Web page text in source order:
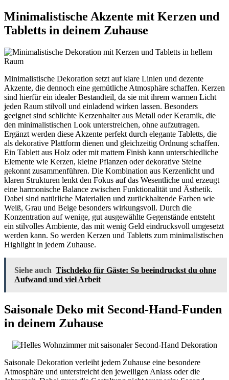
Minimalistische Akzente mit Kerzen und
Tabletts in deinem Zuhause
Minimalistische Dekoration setzt auf klare Linien und dezente
Akzente, die dennoch eine gemütliche Atmosphäre schaffen. Kerzen
sind hierfür ein idealer Bestandteil, da sie mit ihrem warmen Licht
jeden Raum stilvoll und einladend wirken lassen. Besonders
geeignet sind schlichte Kerzenhalter aus Metall oder Keramik, die
den minimalistischen Look unterstreichen, ohne aufzutragen.
Ergänzt werden diese Akzente perfekt durch elegante Tabletts, die
als dekorative Plattform dienen und gleichzeitig Ordnung schaffen.
Ein Tablett aus Holz oder mit mattem Finish kann unterschiedliche
Elemente wie Kerzen, kleine Pflanzen oder dekorative Steine
gekonnt zusammenführen. Die Kombination aus Kerzenlicht und
klaren Strukturen lenkt den Fokus auf das Wesentliche und erzeugt
eine harmonische Balance zwischen Funktionalität und Ästhetik.
Dabei sind natürliche Materialien und zurückhaltende Farben wie
Weiß, Grau und Beige besonders wirkungsvoll. Durch die
Konzentration auf wenige, gut ausgewählte Gegenstände entsteht
ein stilvolles Ambiente, das mit wenig Geld eindrucksvoll umgesetzt
werden kann. So werden Kerzen und Tabletts zum minimalistischen
Highlight in jedem Zuhause.
Siehe auch Tischdeko für Gäste: So beeindruckst du ohne
Aufwand und viel Arbeit
Saisonale Deko mit Second‑Hand-Funden
in deinem Zuhause
Saisonale Dekoration verleiht jedem Zuhause eine besondere
Atmosphäre und unterstreicht den jeweiligen Anlass oder die